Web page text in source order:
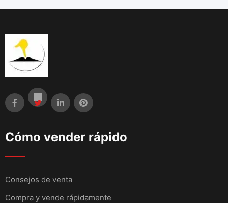
Cómo vender rápido
Consejos de venta
Compra y vende rápidamente